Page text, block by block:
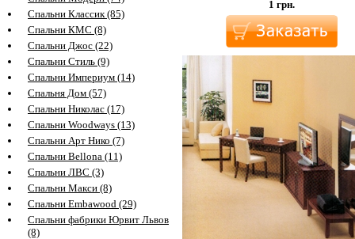
Спальни Классик (85)
Спальни КМС (8)
Спальни Джос (22)
Спальни Стиль (9)
Спальни Империум (14)
Спальня Дом (57)
Спальни Николас (17)
Спальни Woodways (13)
Спальни Арт Нико (7)
Спальни Bellona (11)
Спальни ЛВС (3)
Спальни Макси (8)
Спальни Embawood (29)
Спальни фабрики Юрвит Львов
(8)
1 грн.